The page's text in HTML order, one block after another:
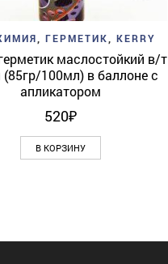
Add to wishlist Quick View
ГЕРМЕТИК KERRY
маслостойкий в/т
100мл) в баллоне с
апликатором
520₽
В КОРЗИНУ